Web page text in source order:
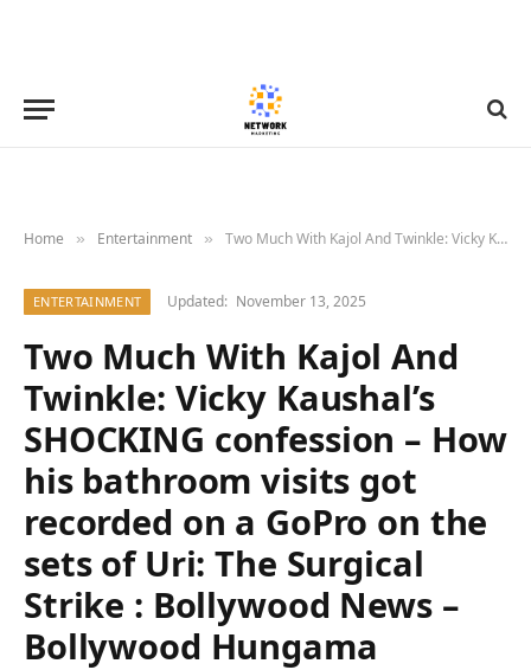
Home » Entertainment » Two Much With Kajol And Twinkle: Vicky Kaushal’s SHOCKING confession – How his bathroom visits got recorded on a GoPro on the sets of Uri: The Surgical Strike : Bollywood News – Bollywood Hungama
ENTERTAINMENT Updated: November 13, 2025
Two Much With Kajol And
Twinkle: Vicky Kaushal’s
SHOCKING confession – How
his bathroom visits got
recorded on a GoPro on the
sets of Uri: The Surgical
Strike : Bollywood News –
Bollywood Hungama